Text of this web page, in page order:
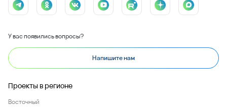
У вас появились вопросы?
Напишите нам
Проекты в регионе
Восточный